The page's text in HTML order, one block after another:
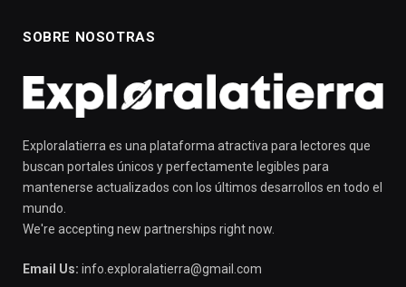
SOBRE NOSOTRAS
Exploralatierra es una plataforma atractiva para lectores que
buscan portales únicos y perfectamente legibles para
mantenerse actualizados con los últimos desarrollos en todo el
mundo.
We're accepting new partnerships right now.
Email Us: info.exploralatierra@gmail.com